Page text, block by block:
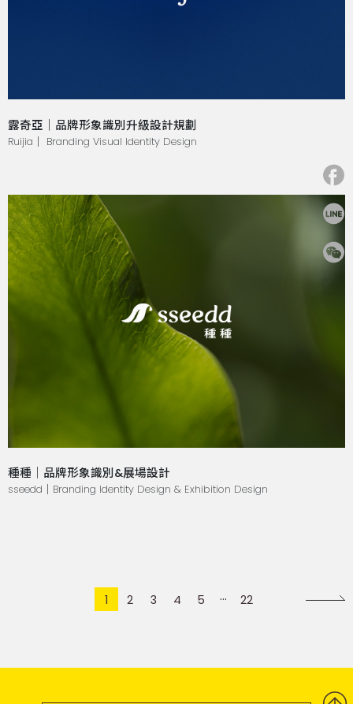
露奇亞｜品牌形象識別升級設計規劃
Ruijia｜ Branding Visual Identity Design
種種｜品牌形象識別&展場設計
sseedd｜Branding Identity Design & Exhibition Design
1 2 3 4 5 22